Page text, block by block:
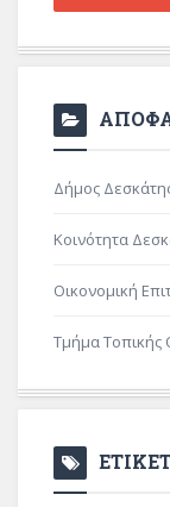
Δήμος
Κοινότητα
Οικονομική
Τμήμα Τοπικής